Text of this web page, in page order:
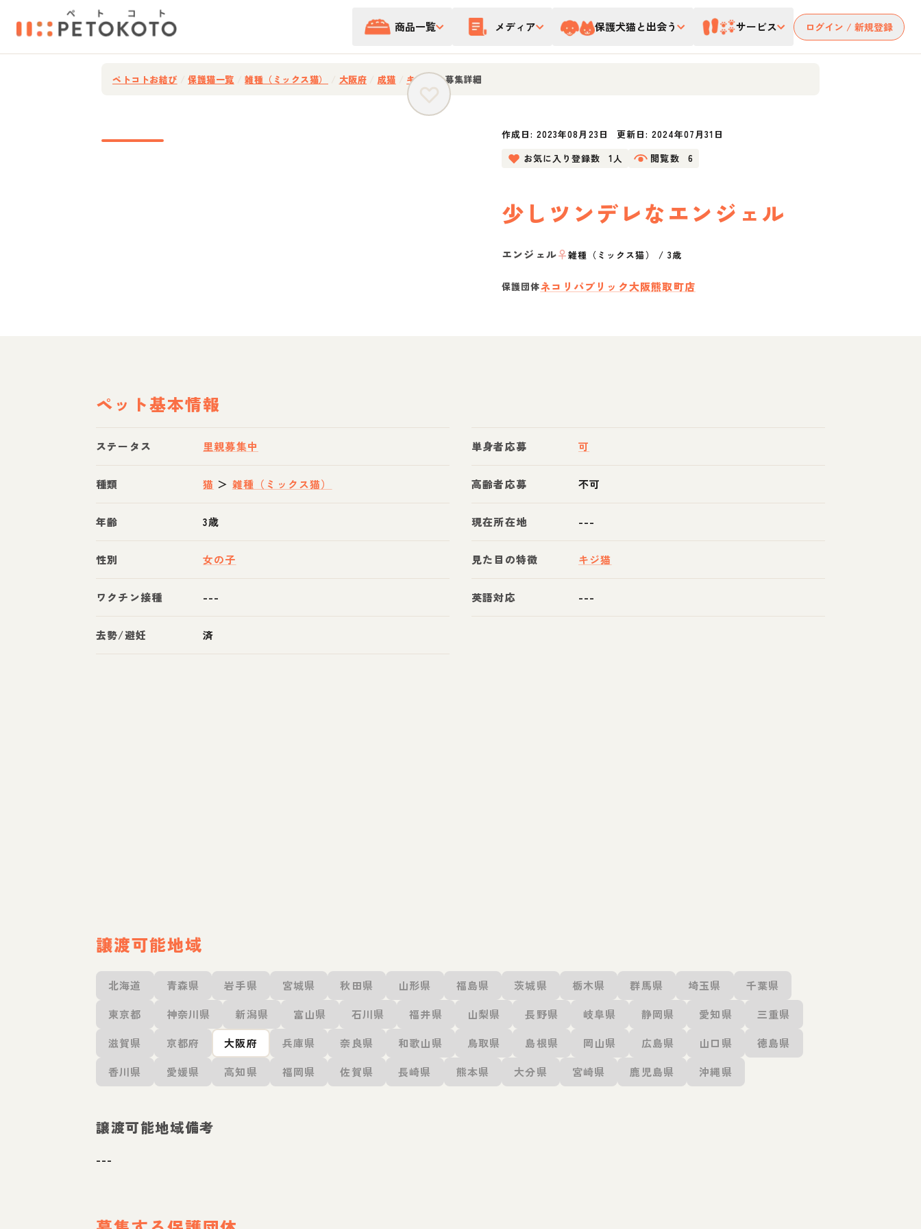
商品一覧 メディア 保護犬猫と出会う サービス ログイン / 新規登録
ペトコトお結び 保護猫一覧 雑種（ミックス猫） 大阪府 成猫 キジ猫 / 募集詳細
作成日:2023年08月23日 更新日: 2024年07月31日
お気に入り登録数
1人 閲覧数 6
少しツンデレなエンジェル
エンジェル♀雑種（ミックス猫） / 3歳
保護団体ネコリパブリック大阪熊取町店
ペット基本情報
ステータス 里親募集中
種類 猫 ＞ 雑種（ミックス猫）
年齢 3歳
性別 女の子
ワクチン接種 ---
去勢/避妊 済
単身者応募 可
高齢者応募 不可
現在所在地 ---
見た目の特徴 キジ猫
英語対応 ---
譲渡可能地域
北海道 青森県 岩手県 宮城県 秋田県 山形県 福島県 茨城県 栃木県 群馬県 埼玉県
千葉県
東京都
神奈川県 新潟県 富山県 石川県 福井県 山梨県 長野県 岐阜県 静岡県 愛知県
三重県
滋賀県
京都府 大阪府 兵庫県 奈良県 和歌山県 鳥取県 島根県 岡山県 広島県 山口県
徳島県
香川県
愛媛県 高知県 福岡県 佐賀県 長崎県 熊本県 大分県 宮崎県 鹿児島県 沖縄県
譲渡可能地域備考
---